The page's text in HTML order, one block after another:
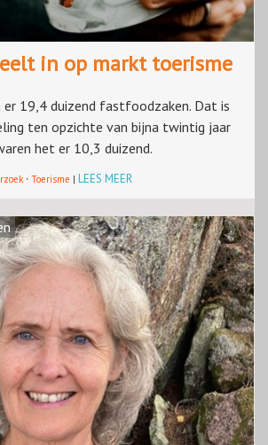
in op markt toerisme
er 19,4 duizend fastfoodzaken. Dat is
ten opzichte van bijna twintig jaar
het er 10,3 duizend.
· Toerisme | LEES MEER